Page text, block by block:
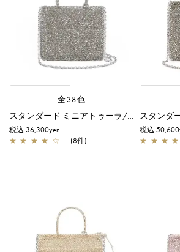
全38色
スタンダード ミニアトゥーラ/カーキシルバー
税込 36,300yen
★ ★ ★ ★ ☆ (8件)
スタンダ
税込
★ ★ ★ ★